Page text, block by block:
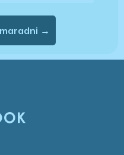
Nem akarok lemaradni →